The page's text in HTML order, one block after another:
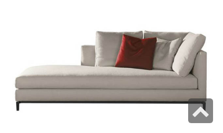
גלילה
לראש